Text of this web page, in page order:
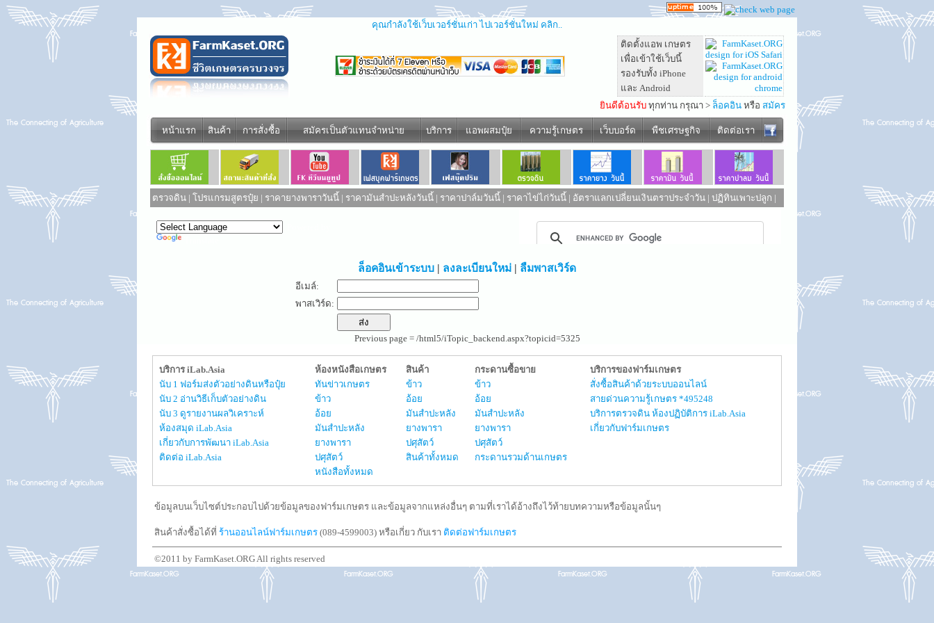
คุณกำลังใช้เว็บเวอร์ชั่นเก่า ไปเวอร์ชั่นใหม่ คลิก..
ติดตั้งแอพ เกษตร
เพื่อเข้าใช้เว็บนี้
รองรับทั้ง iPhone
และ Android
ยินดีต้อนรับ ทุกท่าน กรุณา > ล็อคอิน หรือ สมัคร
หน้าแรก สินค้า การสั่งซื้อ สมัครเป็นตัวแทนจำหน่าย บริการ แอพผสมปุ๋ย ความรู้เกษตร เว็บบอร์ด พืชเศรษฐกิจ ติดต่อเรา
ตรวจดิน | โปรแกรมสูตรปุ๋ย | ราคายางพาราวันนี้ | ราคามันสำปะหลังวันนี้ | ราคาปาล์มวันนี้ | ราคาไข่ไก่วันนี้ | อัตราแลกเปลี่ยนเงินตราประจำวัน | ปฏิทินเพาะปลูก |
ล็อคอินเข้าระบบ | ลงละเบียนใหม่ | ลืมพาสเวิร์ด
อีเมล์:
พาสเวิร์ด:
Previous page = /html5/iTopic_backend.aspx?topicid=5325
บริการ iLab.Asia
นับ 1 ฟอร์มส่งตัวอย่างดินหรือปุ๋ย
นับ 2 อ่านวิธีเก็บตัวอย่างดิน
นับ 3 ดูรายงานผลวิเคราะห์
ห้องสมุด iLab.Asia
เกี่ยวกับการพัฒนา iLab.Asia
ติดต่อ iLab.Asia
ห้องหนังสือเกษตร
ทันข่าวเกษตร
ข้าว
อ้อย
มันสำปะหลัง
ยางพารา
ปศุสัตว์
หนังสือทั้งหมด
สินค้า
ข้าว
อ้อย
มันสำปะหลัง
ยางพารา
ปศุสัตว์
สินค้าทั้งหมด
กระดานซื้อขาย
ข้าว
อ้อย
มันสำปะหลัง
ยางพารา
ปศุสัตว์
กระดานรวมด้านเกษตร
บริการของฟาร์มเกษตร
สั่งซื้อสินค้าด้วยระบบออนไลน์
สายด่วนความรู้เกษตร *495248
บริการตรวจดิน ห้องปฏิบัติการ iLab.Asia
เกี่ยวกับฟาร์มเกษตร
ข้อมูลบนเว็บไซต์ประกอบไปด้วยข้อมูลของฟาร์มเกษตร และข้อมูลจากแหล่งอื่นๆ ตามที่เราได้อ้างถึงไว้ท้ายบทความหรือข้อมูลนั้นๆ
สินค้าสั่งซื้อได้ที่ ร้านออนไลน์ฟาร์มเกษตร (089-4599003) หรือเกี่ยว กับเรา ติดต่อฟาร์มเกษตร
©2011 by FarmKaset.ORG All rights reserved